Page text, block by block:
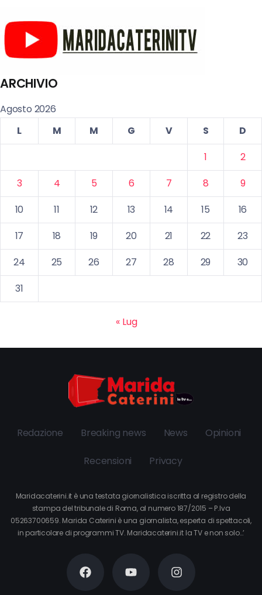
ARCHIVIO
Agosto 2026
L
M M G V S
D
1
2
3
4 5 6 7 8
9
10
11 12 13 14 15
16
17
18 19 20 21 22
23
24
25 26 27 28 29
30
31
« Lug
Redazione Breaking news News Opinioni
Recensioni Privacy
Maridacaterini.it è una testata giornalistica iscritta al registro della
stampa del tribunale di Roma, al numero 187/2015 – P.Iva
05263700659. Marida Caterini è una giornalista, esperta di spettacoli,
in particolare di programmi TV. Maridacaterini.it la TV e non solo…’